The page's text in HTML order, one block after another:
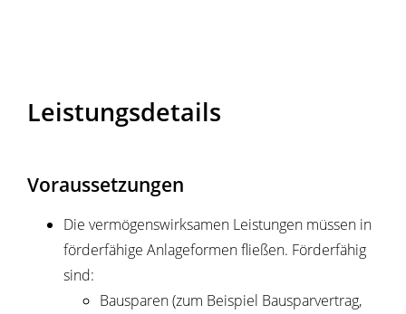
Leistungsdetails
Voraussetzungen
Die vermögenswirksamen Leistungen müssen in
förderfähige Anlageformen fließen. Förderfähig
sind:
Bausparen (zum Beispiel Bausparvertrag,